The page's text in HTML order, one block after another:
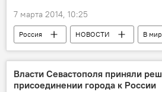
7 марта 2014, 10:25
Россия НОВОСТИ В
Власти Севастополя приняли
присоединении города к России